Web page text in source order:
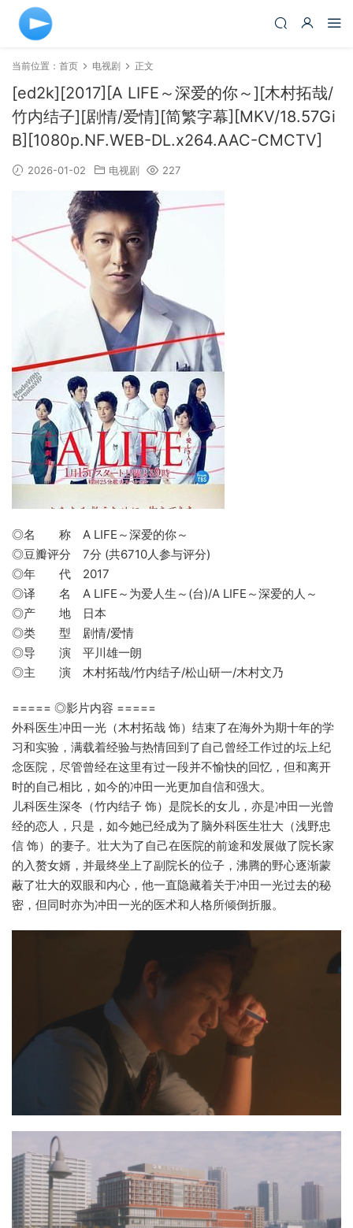
当前位置： 首页 电视剧 正文
[ed2k][2017][A LIFE～深爱的你～][木村拓哉/
竹内结子][剧情/爱情][简繁字幕][MKV/18.57Gi
B][1080p.NF.WEB-DL.x264.AAC-CMCTV]
2026-01-02 电视剧 227
◎名 称 A LIFE～深爱的你～
◎豆瓣评分 7分 (共6710人参与评分)
◎年 代 2017
◎译 名 A LIFE～为爱人生～(台)/A LIFE～深爱的人～
◎产 地 日本
◎类 型 剧情/爱情
◎导 演 平川雄一朗
◎主 演 木村拓哉/竹内结子/松山研一/木村文乃
===== ◎影片内容 =====
外科医生冲田一光（木村拓哉 饰）结束了在海外为期十年的学
习和实验，满载着经验与热情回到了自己曾经工作过的坛上纪
念医院，尽管曾经在这里有过一段并不愉快的回忆，但和离开
时的自己相比，如今的冲田一光更加自信和强大。
儿科医生深冬（竹内结子 饰）是院长的女儿，亦是冲田一光曾
经的恋人，只是，如今她已经成为了脑外科医生壮大（浅野忠
信 饰）的妻子。壮大为了自己在医院的前途和发展做了院长家
的入赘女婿，并最终坐上了副院长的位子，沸腾的野心逐渐蒙
蔽了壮大的双眼和内心，他一直隐藏着关于冲田一光过去的秘
密，但同时亦为冲田一光的医术和人格所倾倒折服。